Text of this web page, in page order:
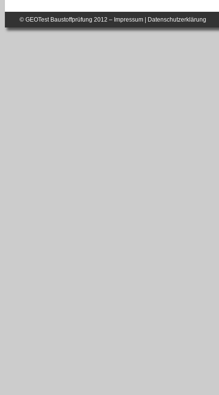
© GEOTest Baustoffprüfung 2012 – Impressum Datenschutzerklärung